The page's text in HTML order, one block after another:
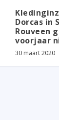
Dorcas in
Rouveen
voorjaar
30 maart 2020